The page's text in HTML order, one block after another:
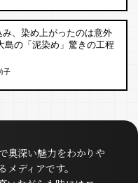
み、染め上がったのは意外
島の「泥染め」驚きの工程
子
奥深い魅力をわかりや
ディアです。